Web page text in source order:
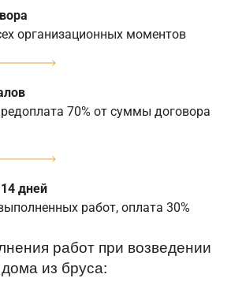
организационных моментов
70% от суммы договора
дней
работ, оплата 30%
работ при возведении
дома из бруса: